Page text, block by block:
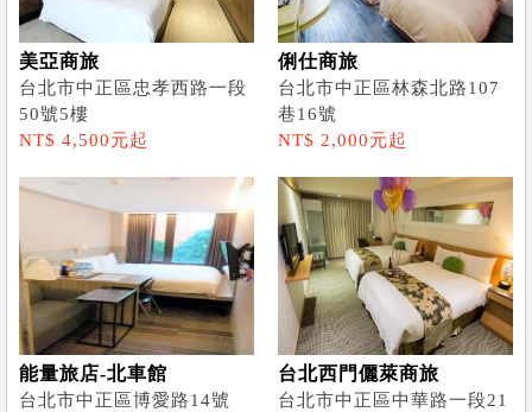
美亞商旅
台北市中正區忠孝西路一段
50號5樓
NT$ 4,500元起
俐仕商旅
台北市中正區林森北路107
巷16號
NT$ 2,000元起
能量旅店-北車館
台北市中正區博愛路14號
台北西門儷萊商旅
台北市中正區中華路一段21